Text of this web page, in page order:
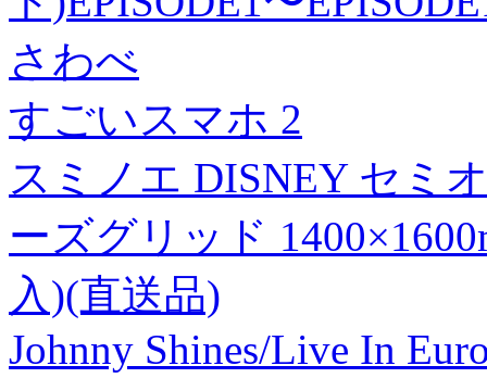
さわべ
すごいスマホ 2
スミノエ DISNEY セミ
ーズグリッド
入)(直送品)
Johnny Shines/Live In